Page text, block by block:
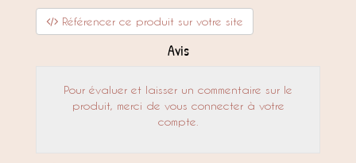
Référencer ce produit sur votre site
Avis
Pour évaluer et laisser un commentaire sur le
produit, merci de vous connecter à votre
compte.